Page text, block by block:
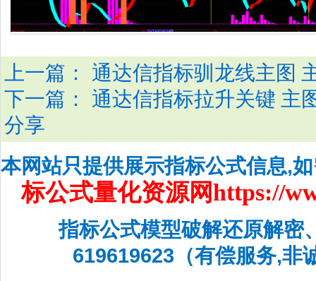
上一篇： 通达信指标驯龙线主图
下一篇： 通达信指标拉升关键 主
分享
本网站只提供展示指标公式信息,
标公式量化资源网https://
指标公式模型破解还原解密
619619623（有偿服务,非